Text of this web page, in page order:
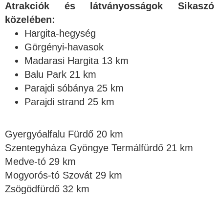
Atrakciók és látványosságok Sikaszó
közelében:
Hargita-hegység
Görgényi-havasok
Madarasi Hargita 13 km
Balu Park 21 km
Parajdi sóbánya 25 km
Parajdi strand 25 km
Gyergyóalfalu Fürdő 20 km
Szentegyháza Gyöngye Termálfürdő 21 km
Medve-tó 29 km
Mogyorós-tó Szovát 29 km
Zsögödfürdő 32 km